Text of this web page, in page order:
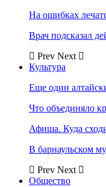
На ошибках
Врач подсказал
Prev Next
Культура
Еще один
Что объединяло
Афиша. Куда
В барнаульском
Prev Next
Общество